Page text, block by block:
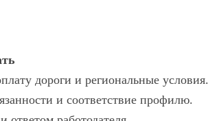
дороги и региональные условия.
и соответствие профилю.